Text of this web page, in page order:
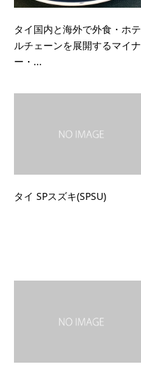
タイ国内と海外で外食・ホテ
ルチェーンを展開するマイナ
ー・...
タイ SPスズキ(SPSU)